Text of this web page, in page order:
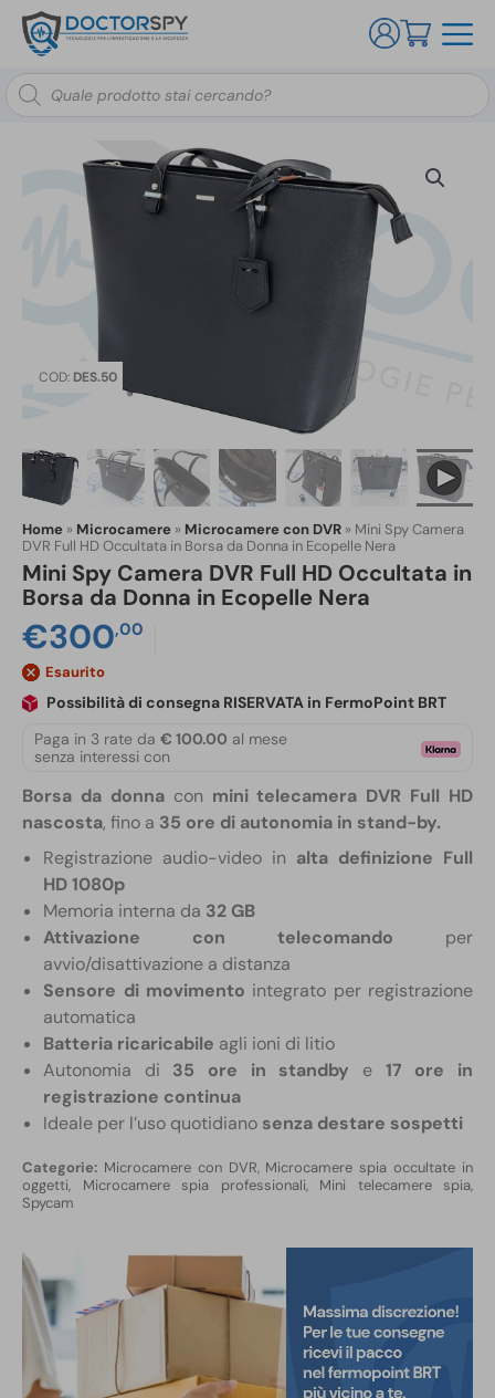
Ricerca
prodotti
COD: DES.50
Home » Microcamere » Microcamere con DVR » Mini Spy Camera
DVR Full HD Occultata in Borsa da Donna in Ecopelle Nera
Mini Spy Camera DVR Full HD Occultata in
Borsa da Donna in Ecopelle Nera
€300,00
Esaurito
Possibilità di consegna RISERVATA in FermoPoint BRT
Paga in 3 rate da € 100.00 al mese
senza interessi con
Borsa da donnacon mini telecamera DVR Full HD
nascosta, fino a 35 ore di autonomia in stand-by.
Registrazione audio-video in alta definizione Full
HD 1080p
Memoria interna da 32 GB
Attivazione con telecomando per
avvio/disattivazione a distanza
Sensore di movimento integrato per registrazione
automatica
Batteria ricaricabile agli ioni di litio
Autonomia di 35 ore in standby e 17 ore in
registrazione continua
Ideale per l’uso quotidiano senza destare sospetti
Microcamere con DVR, Microcamere spia occultate in
oggetti, Microcamere spia professionali, Mini telecamere spia,
Spycam